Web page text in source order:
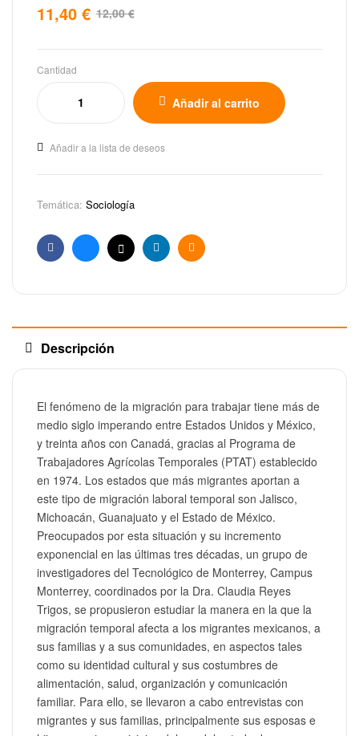
12,00€
11,40 €
Cantidad
Añadir al carrito
Añadir a la lista de deseos
Temática: Sociología
FacebookBlueskyX LinkedinEmail
Descripción
El fenómeno de la migración para trabajar tiene más de
medio siglo imperando entre Estados Unidos y México,
y treinta años con Canadá, gracias al Programa de
Trabajadores Agrícolas Temporales (PTAT) establecido
en 1974. Los estados que más migrantes aportan a
este tipo de migración laboral temporal son Jalisco,
Michoacán, Guanajuato y el Estado de México.
Preocupados por esta situación y su incremento
exponencial en las últimas tres décadas, un grupo de
investigadores del Tecnológico de Monterrey, Campus
Monterrey, coordinados por la Dra. Claudia Reyes
Trigos, se propusieron estudiar la manera en la que la
migración temporal afecta a los migrantes mexicanos, a
sus familias y a sus comunidades, en aspectos tales
como su identidad cultural y sus costumbres de
alimentación, salud, organización y comunicación
familiar. Para ello, se llevaron a cabo entrevistas con
migrantes y sus familias, principalmente sus esposas e